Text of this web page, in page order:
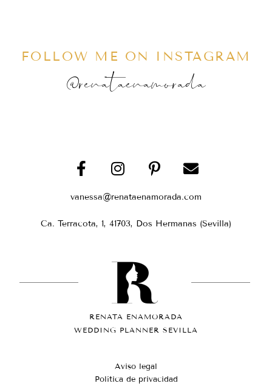
FOLLOW ME ON INSTAGRAM
@renataenamorada
vanessa@renataenamorada.com
Ca. Terracota, 1, 41703, Dos Hermanas (Sevilla)
RENATA ENAMORADA
WEDDING PLANNER SEVILLA
Aviso legal
Política de privacidad